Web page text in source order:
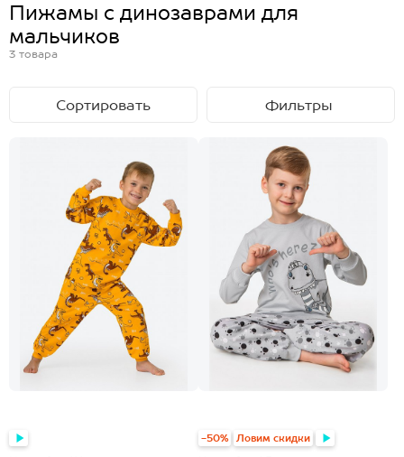
Пижамы с динозаврами для
мальчиков
3 товара
-50% Ловим скидки